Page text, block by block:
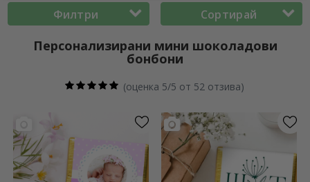
Филтри Сортирай
Персонализирани мини шоколадови
бонбони
(оценка 5/5 от 52 отзива)